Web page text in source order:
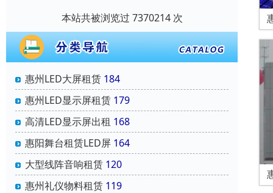
本站共被浏览过 7370214 次
惠州LED大屏租赁 184
惠州LED显示屏租赁 179
高清LED显示屏出租 168
惠阳舞台租赁LED屏 164
大型线阵音响租赁 120
惠州礼仪物料租赁 119